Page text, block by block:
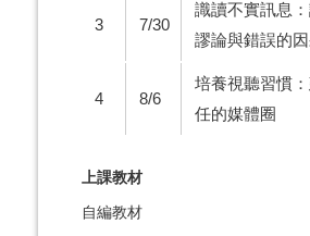
3 7/30
識讀不實訊息
謬論與錯誤的
4 8/6
培養視聽習慣
任的媒體圈
上課教材
自編教材